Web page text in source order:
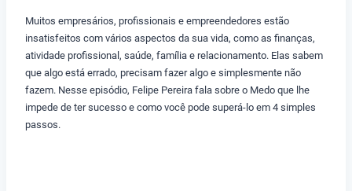
Muitos empresários, profissionais e empreendedores estão
insatisfeitos com vários aspectos da sua vida, como as finanças,
atividade profissional, saúde, família e relacionamento. Elas sabem
que algo está errado, precisam fazer algo e simplesmente não
fazem. Nesse episódio, Felipe Pereira fala sobre o Medo que lhe
impede de ter sucesso e como você pode superá-lo em 4 simples
passos.